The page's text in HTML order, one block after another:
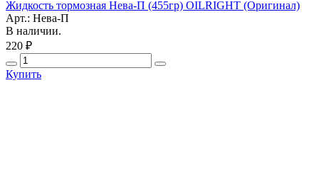
Жидкость тормозная Нева-П (455гр) OILRIGHT (Оригинал)
Арт.: Нева-П
В наличии.
220 ₽
Купить